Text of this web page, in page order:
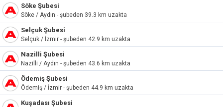
Söke Şubesi
Söke / Aydın - şubeden 39.3 km uzakta
Selçuk Şubesi
Selçuk / İzmir - şubeden 42.9 km uzakta
Nazilli Şubesi
Nazilli / Aydın - şubeden 43.6 km uzakta
Ödemiş Şubesi
Ödemiş / İzmir - şubeden 44.9 km uzakta
Kuşadası Şubesi